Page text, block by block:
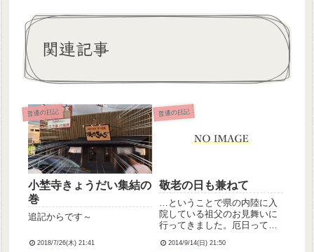
関連記事
普通の日記
小埜寺きょうだい集結の
巻
追記からです～
2018/7/26(木) 21:41
普通の日記
敬老の日も兼ねて
…ということで県の内陸に入
院している祖父のお見舞いに
行ってきました。厄日ってま
だろうなーという、不測の事
2014/9/14(日) 21:50